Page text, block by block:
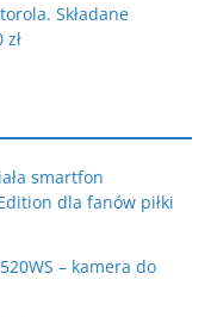
Składane
smartfon
dla fanów piłki
– kamera do